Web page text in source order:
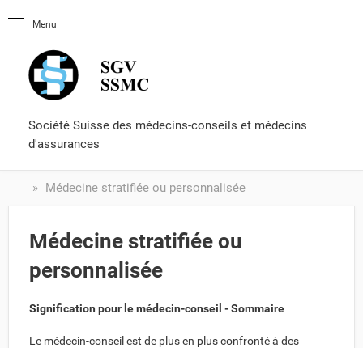
Menu
Société Suisse des médecins-conseils et médecins
d'assurances
Médecine stratifiée ou personnalisée
Médecine stratifiée ou
personnalisée
Signification pour le médecin-conseil - Sommaire
Le médecin-conseil est de plus en plus confronté à des
Littérature
Certificat de capacité
Formulaires et services